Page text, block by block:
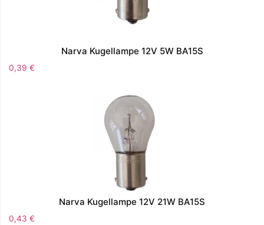
Narva Kugellampe 12V 5W BA15S
0,39 €
Narva Kugellampe 12V 21W BA15S
0,43 €